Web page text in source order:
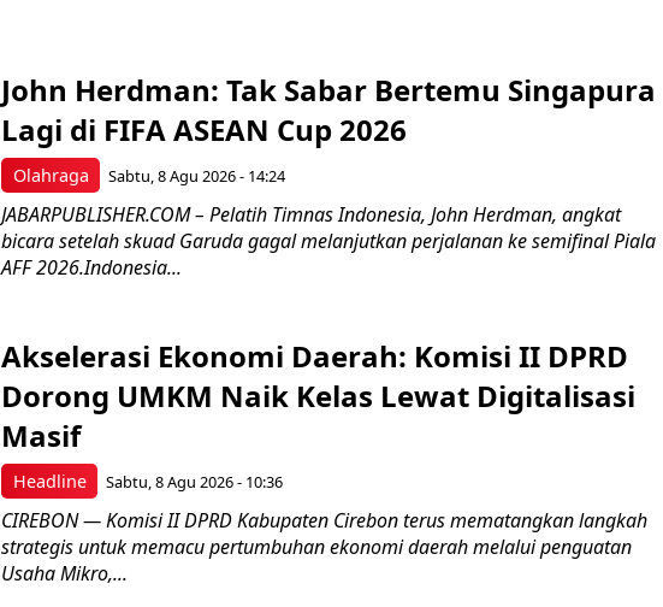
Olahraga
John Herdman: Tak Sabar Bertemu Singapura
Lagi di FIFA ASEAN Cup 2026
Sabtu, 8 Agu 2026 - 14:24
JABARPUBLISHER.COM – Pelatih Timnas Indonesia, John Herdman, angkat
bicara setelah skuad Garuda gagal melanjutkan perjalanan ke semifinal Piala
AFF 2026.Indonesia...
Headline
Akselerasi Ekonomi Daerah: Komisi II DPRD
Dorong UMKM Naik Kelas Lewat Digitalisasi
Masif
Sabtu, 8 Agu 2026 - 10:36
CIREBON — Komisi II DPRD Kabupaten Cirebon terus mematangkan langkah
strategis untuk memacu pertumbuhan ekonomi daerah melalui penguatan
Usaha Mikro,...